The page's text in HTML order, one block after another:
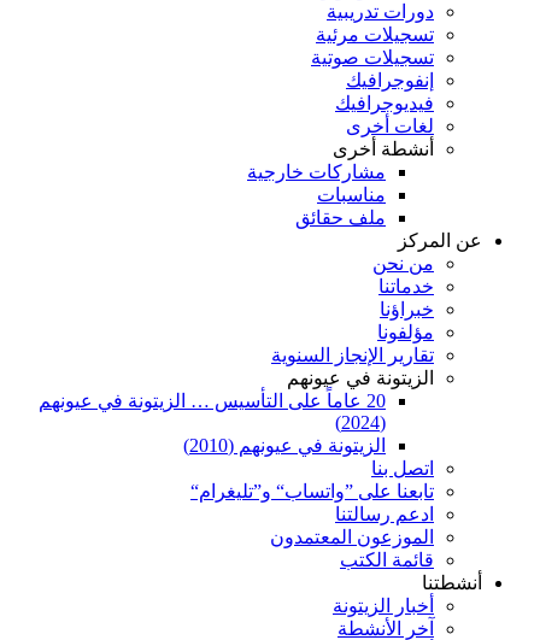
دورات تدريبية
تسجيلات مرئية
تسجيلات صوتية
إنفوجرافيك
فيديوجرافيك
لغات أخرى
أنشطة أخرى
مشاركات خارجية
مناسبات
ملف حقائق
عن المركز
من نحن
خدماتنا
خبراؤنا
مؤلفونا
تقارير الإنجاز السنوية
الزيتونة في عيونهم
20 عاماً على التأسيس … الزيتونة في عيونهم
(2024)
الزيتونة في عيونهم (2010)
اتصل بنا
تابعنا على ”واتساب“ و”تليغرام“
ادعم رسالتنا
الموزعون المعتمدون
قائمة الكتب
أنشطتنا
أخبار الزيتونة
آخر الأنشطة